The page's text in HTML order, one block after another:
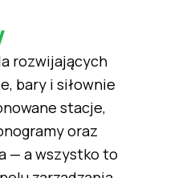
rozwijających
bary i siłownie
stacje,
oraz
— a wszystko to